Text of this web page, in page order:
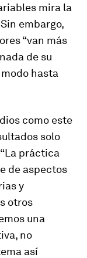
mira la
embargo,
“van más
de su
hasta
como este
solo
práctica
de aspectos
y
otros
una
no
así